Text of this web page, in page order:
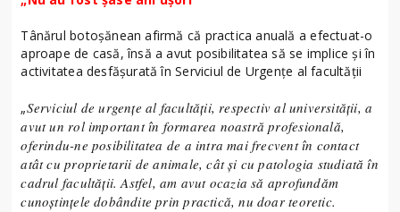
Tânărul botoșănean afirmă că practica anuală a efectuat-o
aproape de casă, însă a avut posibilitatea să se implice și în
activitatea desfășurată în Serviciul de Urgențe al facultății
„Serviciul de urgențe al facultății, respectiv al universității, a
avut un rol important în formarea noastră profesională,
oferindu-ne posibilitatea de a intra mai frecvent în contact
atât cu proprietarii de animale, cât și cu patologia studiată în
cadrul facultății. Astfel, am avut ocazia să aprofundăm
cunoștințele dobândite prin practică, nu doar teoretic.